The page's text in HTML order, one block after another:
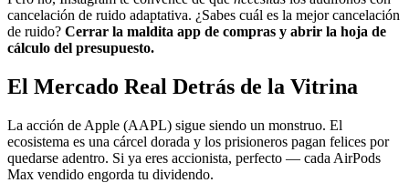
cancelación de ruido adaptativa. ¿Sabes cuál es la mejor cancelación
de ruido? Cerrar la maldita app de compras y abrir la hoja de
cálculo del presupuesto.
El Mercado Real Detrás de la Vitrina
La acción de Apple (AAPL) sigue siendo un monstruo. El
ecosistema es una cárcel dorada y los prisioneros pagan felices por
quedarse adentro. Si ya eres accionista, perfecto — cada AirPods
Max vendido engorda tu dividendo.